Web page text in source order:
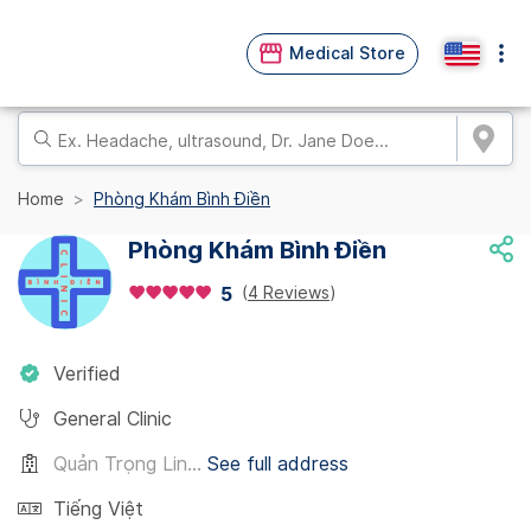
Medical Store
Home Phòng Khám Bình Điền
Phòng Khám Bình Điền
5 (4 Reviews)
Verified
General Clinic
Quản Trọng Lin... See full address
Tiếng Việt